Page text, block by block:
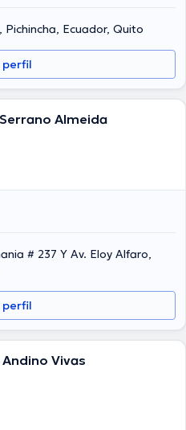
Pichincha, Ecuador, Quito
perfil
Almeida
# 237 Y Av. Eloy Alfaro,
perfil
Vivas